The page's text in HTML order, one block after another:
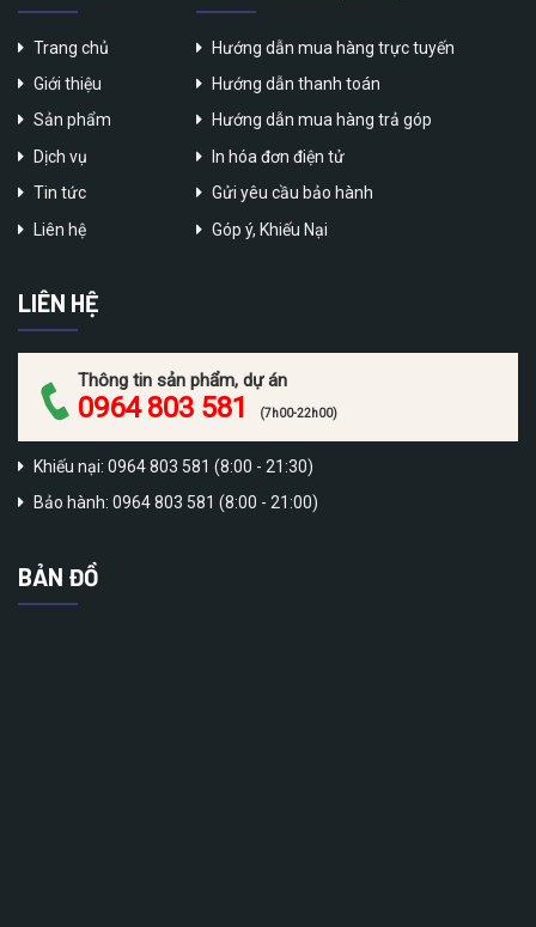
Trang chủ
Giới thiệu
Sản phẩm
Dịch vụ
Tin tức
Liên hệ
Hướng dẫn mua hàng trực tuyến
Hướng dẫn thanh toán
Hướng dẫn mua hàng trả góp
In hóa đơn điện tử
Gửi yêu cầu bảo hành
Góp ý, Khiếu Nại
LIÊN HỆ
Thông tin sản phẩm, dự án
0964 803 581 (7h00-22h00)
Khiếu nại: 0964 803 581 (8:00 - 21:30)
Bảo hành: 0964 803 581 (8:00 - 21:00)
BẢN ĐỒ